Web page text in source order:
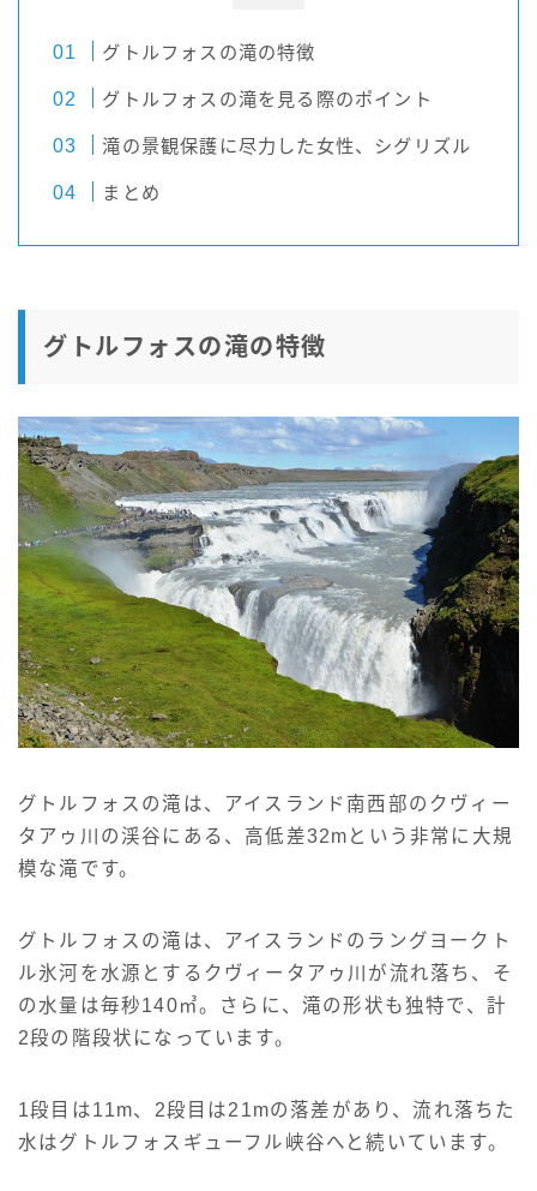
グトルフォスの滝の特徴
グトルフォスの滝を見る際のポイント
滝の景観保護に尽力した女性、シグリズル
まとめ
グトルフォスの滝の特徴
グトルフォスの滝は、アイスランド南西部のクヴィー
タアゥ川の渓谷にある、高低差32mという非常に大規
模な滝です。
グトルフォスの滝は、アイスランドのラングヨークト
ル氷河を水源とするクヴィータアゥ川が流れ落ち、そ
の水量は毎秒140㎥。さらに、滝の形状も独特で、計
2段の階段状になっています。
1段目は11m、2段目は21mの落差があり、流れ落ちた
水はグトルフォスギューフル峡谷へと続いています。